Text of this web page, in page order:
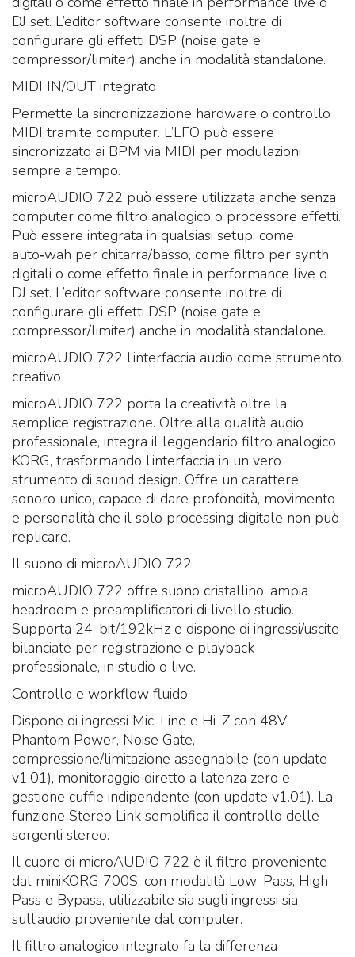
DJ set. L’editor software consente inoltre di
configurare gli effetti DSP (noise gate e
compressor/limiter) anche in modalità standalone.
MIDI IN/OUT integrato
Permette la sincronizzazione hardware o controllo
MIDI tramite computer. L’LFO può essere
sincronizzato ai BPM via MIDI per modulazioni
sempre a tempo.
microAUDIO 722 può essere utilizzata anche senza
computer come filtro analogico o processore effetti.
Può essere integrata in qualsiasi setup: come
auto‑wah per chitarra/basso, come filtro per synth
digitali o come effetto finale in performance live o
DJ set. L’editor software consente inoltre di
configurare gli effetti DSP (noise gate e
compressor/limiter) anche in modalità standalone.
microAUDIO 722 l’interfaccia audio come strumento
creativo
microAUDIO 722 porta la creatività oltre la
semplice registrazione. Oltre alla qualità audio
professionale, integra il leggendario filtro analogico
KORG, trasformando l’interfaccia in un vero
strumento di sound design. Offre un carattere
sonoro unico, capace di dare profondità, movimento
e personalità che il solo processing digitale non può
replicare.
Il suono di microAUDIO 722
microAUDIO 722 offre suono cristallino, ampia
headroom e preamplificatori di livello studio.
Supporta 24-bit/192kHz e dispone di ingressi/uscite
bilanciate per registrazione e playback
professionale, in studio o live.
Controllo e workflow fluido
Dispone di ingressi Mic, Line e Hi-Z con 48V
Phantom Power, Noise Gate,
compressione/limitazione assegnabile (con update
v1.01), monitoraggio diretto a latenza zero e
gestione cuffie indipendente (con update v1.01). La
funzione Stereo Link semplifica il controllo delle
sorgenti stereo.
Il cuore di microAUDIO 722 è il filtro proveniente
dal miniKORG 700S, con modalità Low-Pass, High-
Pass e Bypass, utilizzabile sia sugli ingressi sia
sull’audio proveniente dal computer.
Il filtro analogico integrato fa la differenza